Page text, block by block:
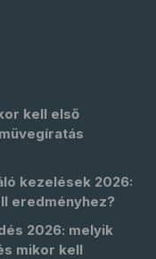
kell első
kezelések 2026:
eredményhez?
2026: melyik
mikor kell